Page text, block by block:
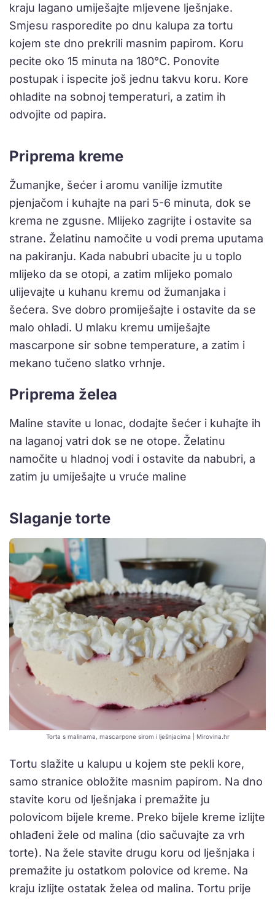
kraju lagano umiješajte mljevene lješnjake.
Smjesu rasporedite po dnu kalupa za tortu
kojem ste dno prekrili masnim papirom. Koru
pecite oko 15 minuta na 180°C. Ponovite
postupak i ispecite još jednu takvu koru. Kore
ohladite na sobnoj temperaturi, a zatim ih
odvojite od papira.
Priprema kreme
Žumanjke, šećer i aromu vanilije izmutite
pjenjačom i kuhajte na pari 5-6 minuta, dok se
krema ne zgusne. Mlijeko zagrijte i ostavite sa
strane. Želatinu namočite u vodi prema uputama
na pakiranju. Kada nabubri ubacite ju u toplo
mlijeko da se otopi, a zatim mlijeko pomalo
ulijevajte u kuhanu kremu od žumanjaka i
šećera. Sve dobro promiješajte i ostavite da se
malo ohladi. U mlaku kremu umiješajte
mascarpone sir sobne temperature, a zatim i
mekano tučeno slatko vrhnje.
Priprema želea
Maline stavite u lonac, dodajte šećer i kuhajte ih
na laganoj vatri dok se ne otope. Želatinu
namočite u hladnoj vodi i ostavite da nabubri, a
zatim ju umiješajte u vruće maline
Slaganje torte
Torta s malinama, mascarpone sirom i lješnjacima | Mirovina.hr
Tortu slažite u kalupu u kojem ste pekli kore,
samo stranice obložite masnim papirom. Na dno
stavite koru od lješnjaka i premažite ju
polovicom bijele kreme. Preko bijele kreme izlijte
ohlađeni žele od malina (dio sačuvajte za vrh
torte). Na žele stavite drugu koru od lješnjaka i
premažite ju ostatkom polovice od kreme. Na
kraju izlijte ostatak želea od malina. Tortu prije